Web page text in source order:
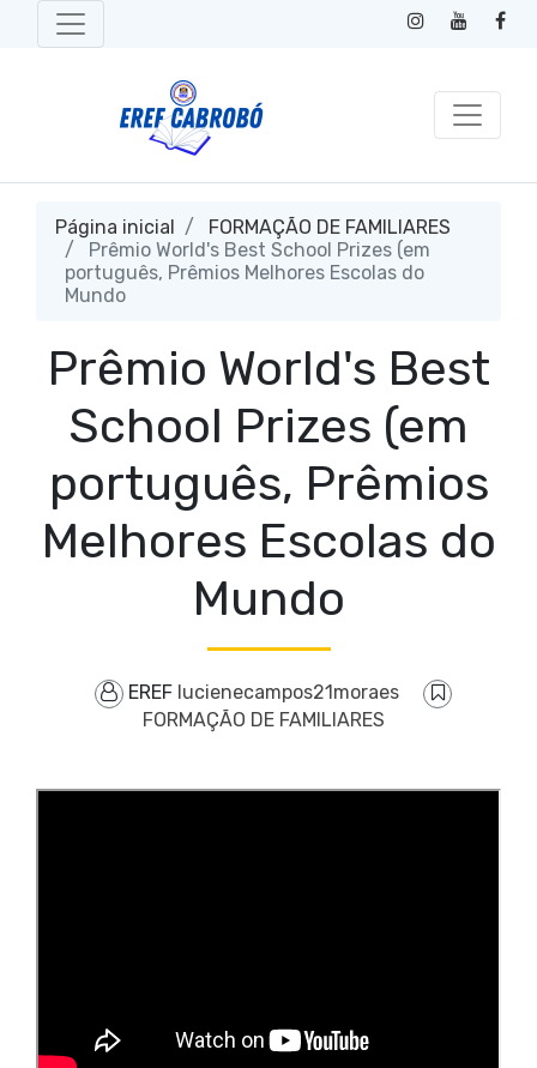
Página inicial
FORMAÇÃO DE FAMILIARES
Prêmio World's Best School Prizes (em
português, Prêmios Melhores Escolas do
Mundo
Prêmio World's Best
School Prizes (em
português, Prêmios
Melhores Escolas do
Mundo
EREF lucienecampos21moraes
FORMAÇÃO DE FAMILIARES